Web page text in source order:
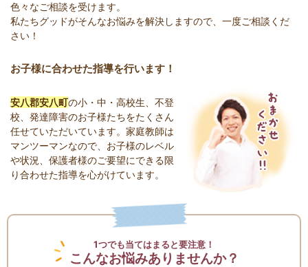
色々なご相談を受けます。
私たちグッドがそんなお悩みを解決しますので、一度ご相談くだ
さい！
お子様に合わせた指導を行います！
安八郡安八町の小・中・高校生、不登
校、発達障害のお子様たちをたくさん
任せていただいています。家庭教師は
マンツーマンなので、お子様のレベル
や状況、保護者様のご要望にできる限
り合わせた指導を心がけています。
1つでも当てはまると要注意！
こんなお悩みありませんか？